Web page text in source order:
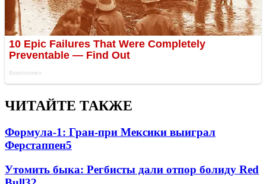
ЧИТАЙТЕ ТАКЖЕ
Формула-1: Гран-при Мексики выиграл
Ферстаппен5
Утомить быка: Регбисты дали отпор болиду Red